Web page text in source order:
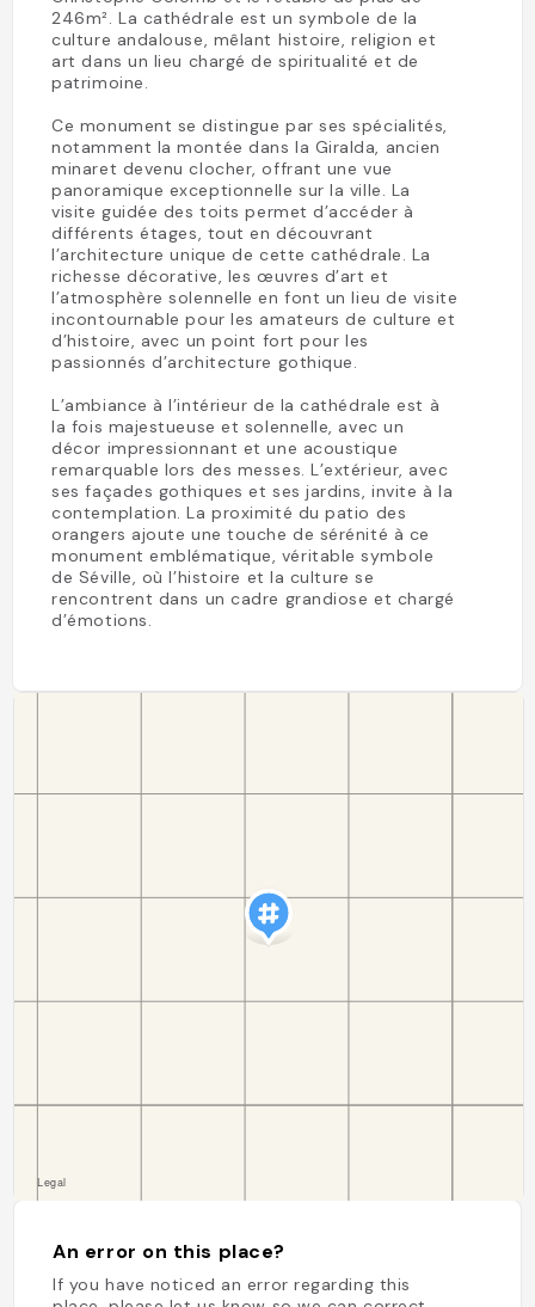
246m². La cathédrale est un symbole de la
culture andalouse, mêlant histoire, religion et
art dans un lieu chargé de spiritualité et de
patrimoine.
Ce monument se distingue par ses spécialités,
notamment la montée dans la Giralda, ancien
minaret devenu clocher, offrant une vue
panoramique exceptionnelle sur la ville. La
visite guidée des toits permet d’accéder à
différents étages, tout en découvrant
l’architecture unique de cette cathédrale. La
richesse décorative, les œuvres d’art et
l’atmosphère solennelle en font un lieu de visite
incontournable pour les amateurs de culture et
d’histoire, avec un point fort pour les
passionnés d’architecture gothique.
L’ambiance à l’intérieur de la cathédrale est à
la fois majestueuse et solennelle, avec un
décor impressionnant et une acoustique
remarquable lors des messes. L’extérieur, avec
ses façades gothiques et ses jardins, invite à la
contemplation. La proximité du patio des
orangers ajoute une touche de sérénité à ce
monument emblématique, véritable symbole
de Séville, où l’histoire et la culture se
rencontrent dans un cadre grandiose et chargé
d’émotions.
An error on this place?
If you have noticed an error regarding this